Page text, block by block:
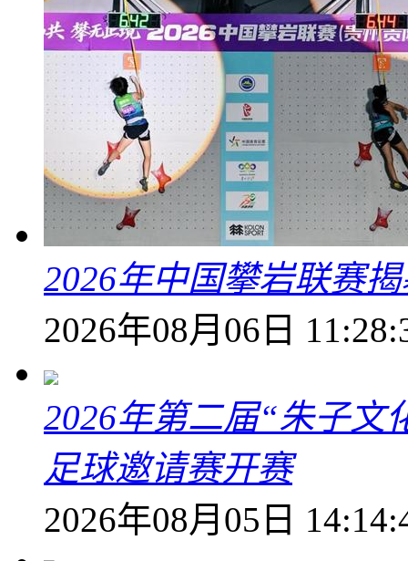
2026年中国攀岩联赛
2026年08月06日
2026年第二届“朱子文
足球邀请赛开赛
2026年08月05日